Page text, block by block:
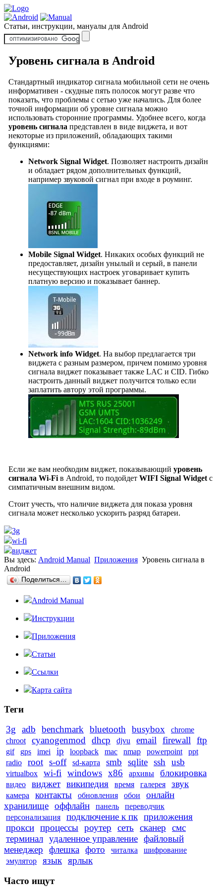
Статьи, инструкции, мануалы для Android
Уровень сигнала в Android
Стандартный индикатор сигнала мобильной сети не очень
информативен - скудные пять полосок могут разве что
показать, что проблемы с сетью уже начались. Для более
точной информации об уровне сигнала можно
использовать сторонние программы. Удобнее всего, когда
уровень сигнала представлен в виде виджета, и вот
некоторые из приложений, обладающих такими
функциями:
Network Signal Widget. Позволяет настроить дизайн
и обладает рядом дополнительных функций,
например звуковой сигнал при входе в роуминг.
Mobile Signal Widget. Никаких особых функций не
предоставляет, дизайн унылый и серый, в панели
несуществующих настроек уговаривает купить
платную версию и показывает баннер.
Network info Widget. На выбор предлагается три
виджета с разным размером, причем помимо уровня
сигнала виджет показывает также LAC и CID. Гибко
настроить данный виджет получится только если
заплатить автору этой программы.
Если же вам необходим виджет, показывающий уровень
сигнала Wi-Fiв Android, то подойдет WIFI Signal Widgetс
симпатичным внешним видом.
Стоит учесть, что наличие виджета для показа уровня
сигнала может несколько ускорить разряд батареи.
3g
wi-fi
виджет
Вы здесь: Android Manual Приложения Уровень сигнала в
Android
Поделиться…
Android Manual
Инструкции
Приложения
Статьи
Ссылки
Карта сайта
Теги
3g
adb benchmark bluetooth busybox
chrome
chroot
cyanogenmod dhcp djvu email firewall ftp
gif gps imei ip loopback mac nmap powerpoint
ppt
radio
root s-off sd-карта smb sqlite ssh usb
virtualbox wi-fi windows x86 архивы блокировка
видео виджет википедия время галерея звук
камера контакты обновления обои
онлайн
хранилище оффлайн панель
переводчик
персонализация
подключение к пк приложения
прокси процессы роутер сеть сканер
смс
терминал удаленное управление файловый
менеджер
флешка фото читалка
шифрование
эмулятор
язык ярлык
Часто ищут